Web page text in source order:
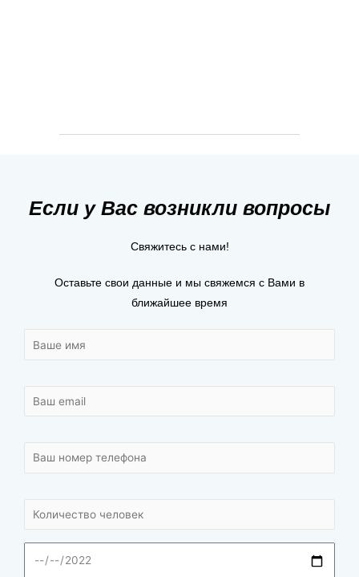
Если у Вас возникли вопросы
Свяжитесь с нами!
Оставьте свои данные и мы свяжемся с Вами в
ближайшее время